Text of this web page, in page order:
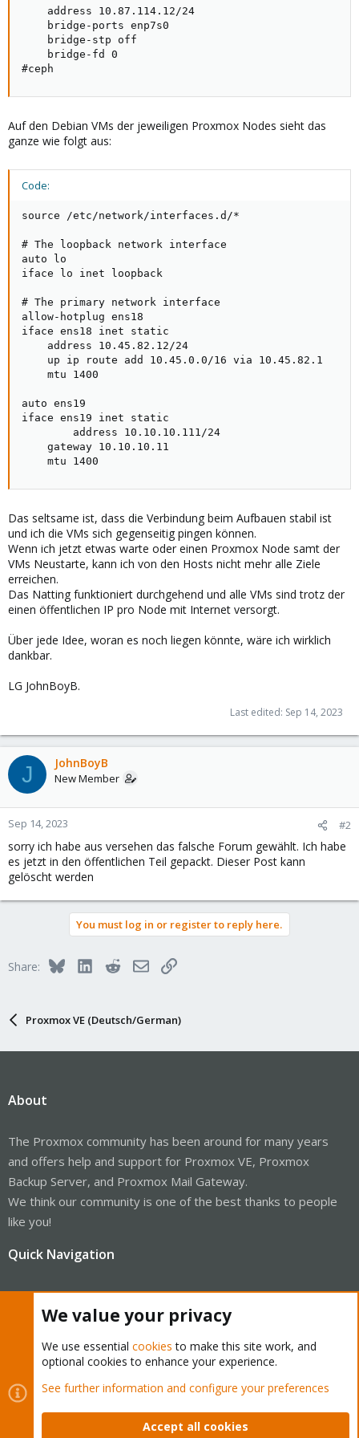
    address 10.87.114.12/24
    bridge-ports enp7s0
    bridge-stp off
    bridge-fd 0
#ceph
Auf den Debian VMs der jeweiligen Proxmox Nodes sieht das
ganze wie folgt aus:
Code:
source /etc/network/interfaces.d/*
# The loopback network interface
auto lo
iface lo inet loopback
# The primary network interface
allow-hotplug ens18
iface ens18 inet static
    address 10.45.82.12/24
    up ip route add 10.45.0.0/16 via 10.45.82.1
    mtu 1400
auto ens19
iface ens19 inet static
        address 10.10.10.111/24
    gateway 10.10.10.11
    mtu 1400
Das seltsame ist, dass die Verbindung beim Aufbauen stabil ist
und ich die VMs sich gegenseitig pingen können.
Wenn ich jetzt etwas warte oder einen Proxmox Node samt der
VMs Neustarte, kann ich von den Hosts nicht mehr alle Ziele
erreichen.
Das Natting funktioniert durchgehend und alle VMs sind trotz der
einen öffentlichen IP pro Node mit Internet versorgt.
Über jede Idee, woran es noch liegen könnte, wäre ich wirklich
dankbar.
LG JohnBoyB.
Last edited: Sep 14, 2023
J JohnBoyB
New Member
Sep 14, 2023 #2
sorry ich habe aus versehen das falsche Forum gewählt. Ich habe
es jetzt in den öffentlichen Teil gepackt. Dieser Post kann
gelöscht werden
You must log in or register to reply here.
Share: BlueskyLinkedInRedditEmailLink
Proxmox VE (Deutsch/German)
About
The Proxmox community has been around for many years
and offers help and support for Proxmox VE, Proxmox
Backup Server, and Proxmox Mail Gateway.
We think our community is one of the best thanks to people
like you!
Quick Navigation
Downloads
Proxmox Customer Portal
We value your privacy
We use essential cookies to make this site work, and
optional cookies to enhance your experience.
See further information and configure your preferences
Accept all cookies